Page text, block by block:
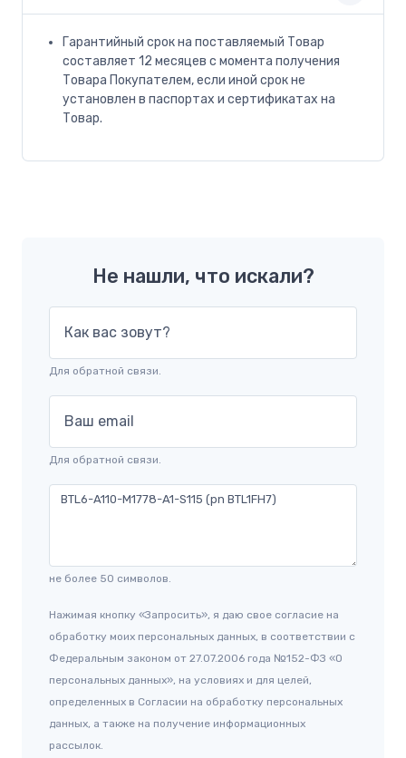
Гарантийный срок на поставляемый Товар
составляет 12 месяцев с момента получения
Товара Покупателем, если иной срок не
установлен в паспортах и сертификатах на
Товар.
Не нашли, что искали?
Как вас зовут?
Для обратной связи.
Ваш email
Для обратной связи.
не более 50 символов.
Нажимая кнопку «Запросить», я даю свое согласие на
обработку моих персональных данных, в соответствии с
Федеральным законом от 27.07.2006 года №152-ФЗ «О
персональных данных», на условиях и для целей,
определенных в Согласии на обработку персональных
данных, а также на получение информационных
рассылок.